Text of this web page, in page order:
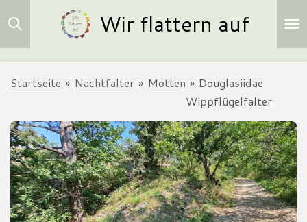
Zum
Hauptinhalt
Wir flattern auf
Startseite » Nachtfalter » Motten » Douglasiidae
Wippflügelfalter